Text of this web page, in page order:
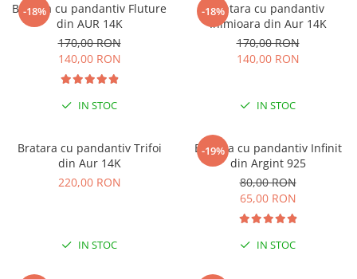
BRĂȚĂRI DE PICIOR
Brățări de picior din Aur
Brățări de picior din Argint
Coliere cu mărgele colorate și
-18%
Bratara cu pandantiv Fluture
din AUR 14K
170,00 RON
140,00 RON
IN STOC
-18%
Bratara cu pandantiv
Inimioara din Aur 14K
170,00 RON
140,00 RON
IN STOC
Bratara cu pandantiv Trifoi
din Aur 14K
220,00 RON
IN STOC
-19%
Bratara cu pandantiv Infinit
din Argint 925
80,00 RON
65,00 RON
IN STOC